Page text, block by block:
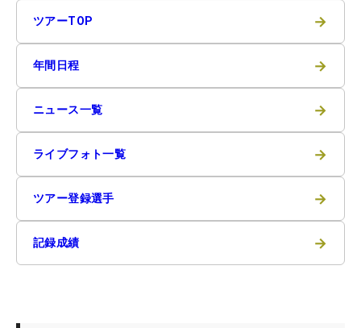
ツアーTOP →
年間日程 →
ニュース一覧 →
ライブフォト一覧 →
ツアー登録選手 →
記録成績 →